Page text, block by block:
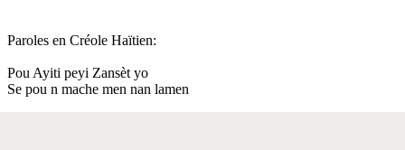
Paroles en Créole Haïtien:
Pou Ayiti peyi Zansèt yo
Se pou n mache men nan lamen